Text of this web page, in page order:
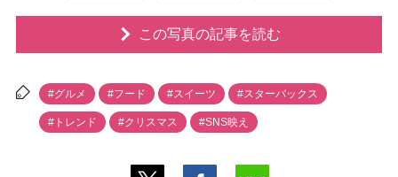
この写真の記事を読む
#グルメ #フード #スイーツ #スターバックス
#トレンド #クリスマス #SNS映え